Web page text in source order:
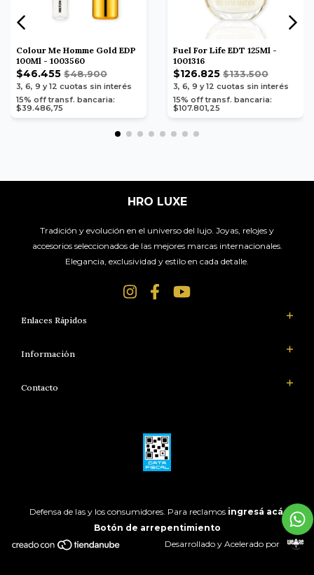
Colour Me Homme Gold EDP
100Ml - 1003560
$46.455 $48.900
3, 6, 9 y 12 cuotas sin interés
15% off transf. bancaria:
$39.486,75
Fuel For Life EDT 125Ml -
1001316
$126.825 $133.500
3, 6, 9 y 12 cuotas sin interés
15% off transf. bancaria:
$107.801,25
HRO LUXE
Tradición y evolución en el universo del lujo. Joyas, relojes y
accesorios seleccionados de las mejores marcas internacionales.
Elegancia, exclusividad y estilo en cada detalle.
Enlaces Rápidos
Información
Contacto
Defensa de las y los consumidores. Para reclamos ingresá acá.
Botón de arrepentimiento
Desarrollado y Acelerado por